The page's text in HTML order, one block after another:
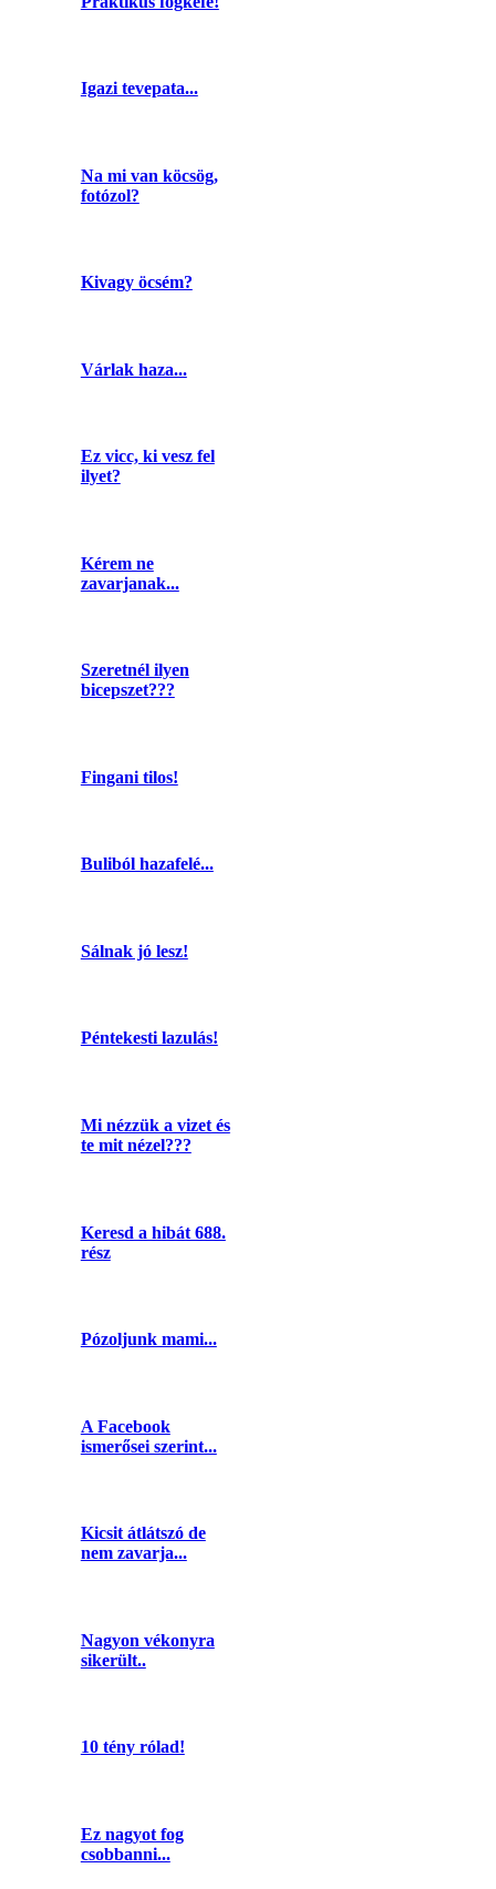
Igazi tevepata...
Na mi van köcsög,
fotózol?
Kivagy öcsém?
Várlak haza...
Ez vicc, ki vesz fel
ilyet?
Kérem ne
zavarjanak...
Szeretnél ilyen
bicepszet???
Fingani tilos!
Buliból hazafelé...
Sálnak jó lesz!
Péntekesti lazulás!
Mi nézzük a vizet és
te mit nézel???
Keresd a hibát 688.
rész
Pózoljunk mami...
A Facebook
ismerősei szerint...
Kicsit átlátszó de
nem zavarja...
Nagyon vékonyra
sikerült..
10 tény rólad!
Ez nagyot fog
csobbanni...